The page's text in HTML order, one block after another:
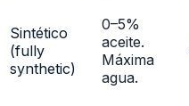
Sintético
(fully
synthetic)
0–5%
aceite.
Máxima
agua.